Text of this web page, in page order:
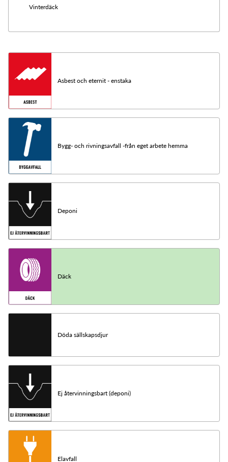
Vinterdäck
Asbest och eternit - enstaka
Bygg- och rivningsavfall -från eget arbete hemma
Deponi
Däck
Döda sällskapsdjur
Ej återvinningsbart (deponi)
Elavfall